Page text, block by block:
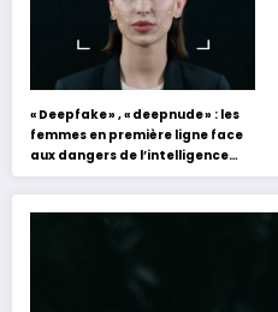
« Deepfake » , « deepnude » : les
femmes en première ligne face
aux dangers de l’intelligence
artificielle